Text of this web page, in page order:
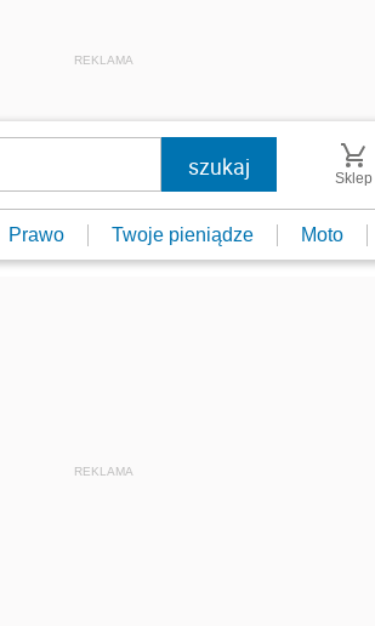
REKLAMA
Sklep
Prawo Twoje pieniądze Moto